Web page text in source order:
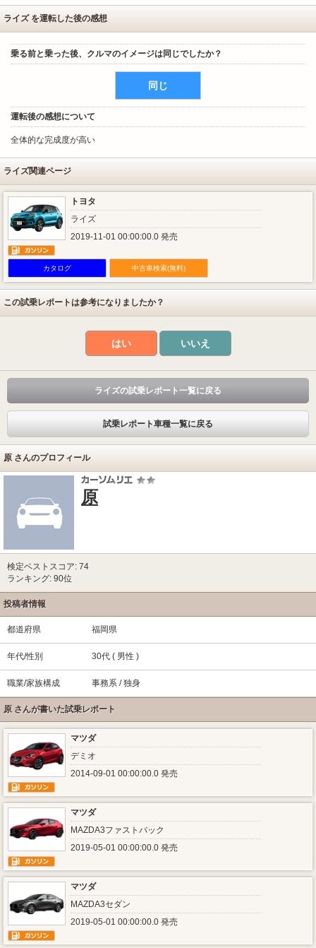
ライズ を運転した後の感想
乗る前と乗った後、クルマのイメージは同じでしたか？
同じ
運転後の感想について
全体的な完成度が高い
ライズ関連ページ
トヨタ
ライズ
2019-11-01 00:00:00.0 発売
カタログ 中古車検索(無料)
この試乗レポートは参考になりましたか？
はい いいえ
ライズの試乗レポート一覧に戻る
試乗レポート車種一覧に戻る
原 さんのプロフィール
原
検定ベストスコア: 74
ランキング: 90位
投稿者情報
都道府県 福岡県
年代/性別 30代 ( 男性 )
職業/家族構成 事務系 / 独身
原 さんが書いた試乗レポート
マツダ
デミオ
2014-09-01 00:00:00.0 発売
マツダ
MAZDA3ファストバック
2019-05-01 00:00:00.0 発売
マツダ
MAZDA3セダン
2019-05-01 00:00:00.0 発売